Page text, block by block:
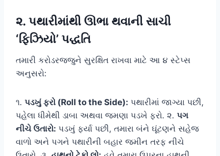
૨. પથારીમાંથી ઊભા થવાની સાચી
‘ફિઝિયો’ પદ્ધતિ
તમારી કરોડરજ્જુને સુરક્ષિત રાખવા માટે આ ૪ સ્ટેપ્સ
અનુસરો:
૧. પડખું ફરો (Roll to the Side): પથારીમાં જાગ્યા પછી,
પહેલા ધીમેથી ડાબા અથવા જમણા પડખે ફરો. ૨. પગ
નીચે ઉતારો: પડખું ફર્યા પછી, તમારા બંને ઘૂંટણને સહેજ
વાળો અને પગને પથારીની બહાર જમીન તરફ નીચે